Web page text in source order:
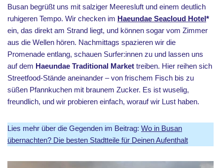
Busan begrüßt uns mit salziger Meeresluft und einem deutlich
ruhigeren Tempo. Wir checken im Haeundae Seacloud Hotel*
ein, das direkt am Strand liegt, und können sogar vom Zimmer
aus die Wellen hören. Nachmittags spazieren wir die
Promenade entlang, schauen Surfer:innen zu und lassen uns
auf dem Haeundae Traditional Market treiben. Hier reihen sich
Streetfood-Stände aneinander – von frischem Fisch bis zu
süßen Pfannkuchen mit braunem Zucker. Es ist wuselig,
freundlich, und wir probieren einfach, worauf wir Lust haben.
Lies mehr über die Gegenden im Beitrag: Wo in Busan
übernachten? Die besten Stadtteile für Deinen Aufenthalt